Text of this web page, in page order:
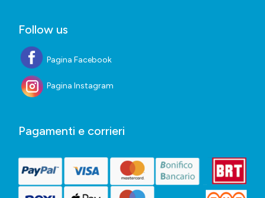
Follow us
Pagina Facebook
Pagina Instagram
Pagamenti e corrieri